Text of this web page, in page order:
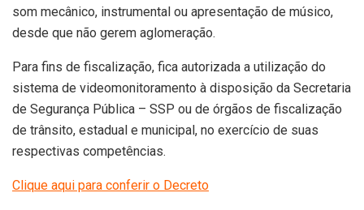
som mecânico, instrumental ou apresentação de músico,
desde que não gerem aglomeração.
Para fins de fiscalização, fica autorizada a utilização do
sistema de videomonitoramento à disposição da Secretaria
de Segurança Pública – SSP ou de órgãos de fiscalização
de trânsito, estadual e municipal, no exercício de suas
respectivas competências.
Clique aqui para conferir o Decreto